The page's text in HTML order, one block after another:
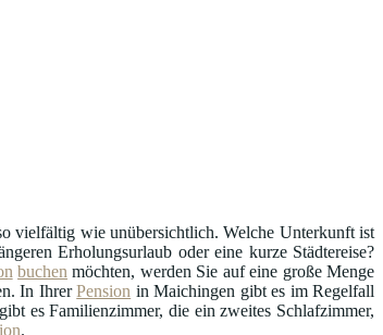
vielfältig wie unübersichtlich. Welche Unterkunft ist
Erholungsurlaub oder eine kurze Städtereise?
buchen möchten, werden Sie auf eine große Menge
In IhrerPension in Maichingen gibt es im Regelfall
es Familienzimmer, die ein zweites Schlafzimmer,
.